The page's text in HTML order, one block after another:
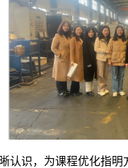
认识，为课程优化指